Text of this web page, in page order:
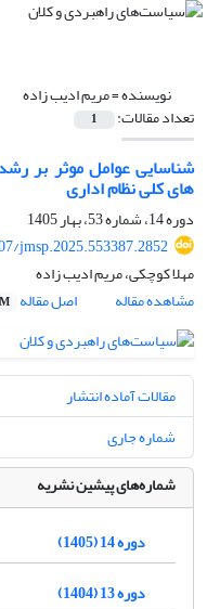
نویسنده =مریم ادیب زاده
تعداد مقالات: 1
شناسایی عوامل موثر بر
های کلی نظام اداری
دوره 14، شماره 53، بهار 1405
jmsp.2025.553387.2852
مهلا کوچکی، مریم ادیب زاده
مشاهده مقاله
اصل مقاله
مقالات آماده انتشار
شماره جاری
شماره‌های پیشین نشریه
دوره 14 (1405)
دوره 13 (1404)